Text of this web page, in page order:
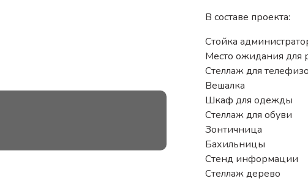
В составе проекта:
Стойка
Место ожидания для
Стеллаж для
Вешалка
Шкаф для одежды
Стеллаж для обуви
Зонтичница
Бахильницы
Стенд информации
Стеллаж дерево